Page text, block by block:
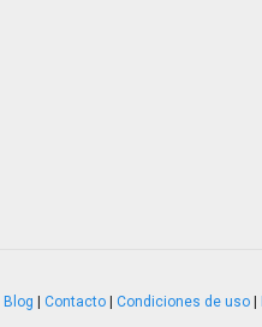
Blog Contacto Condiciones de uso